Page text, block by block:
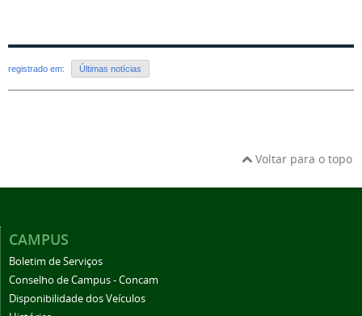
registrado em: Últimas notícias
Voltar para o topo
CAMPUS
Boletim de Serviços
Conselho de Campus - Concam
Disponibilidade dos Veículos